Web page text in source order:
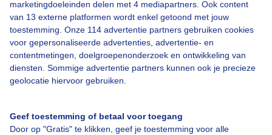
marketingdoeleinden delen met 4 mediapartners. Ook content
van 13 externe platformen wordt enkel getoond met jouw
toestemming. Onze 114 advertentie partners gebruiken cookies
voor gepersonaliseerde advertenties, advertentie- en
contentmetingen, doelgroepenonderzoek en ontwikkeling van
diensten. Sommige advertentie partners kunnen ook je precieze
geolocatie hiervoor gebruiken.
Geef toestemming of betaal voor toegang
Door op "Gratis" te klikken, geef je toestemming voor alle
Over Buienradar
Bedrijfsgegevens
Contact